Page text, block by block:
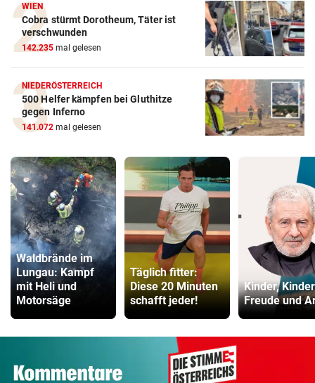
WIEN
Cobra stürmt Dorotheum, Täter ist
verschwunden
142.235 mal gelesen
NIEDERÖSTERREICH
500 Helfer kämpfen bei Gluthitze
gegen Inferno
141.072 mal gelesen
Waldbrände im
Lungau: Kampf
mit Heli und
Motorsäge
Täglich fitter:
Diese 20 Minuten
schafft jeder!
Kinder,
Freude und